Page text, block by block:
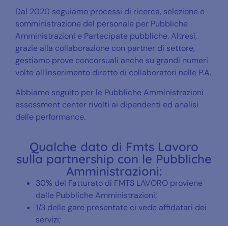
Dal 2020 seguiamo processi di ricerca, selezione e
somministrazione del personale per Pubbliche
Amministrazioni e Partecipate pubbliche. Altresì,
grazie alla collaborazione con partner di settore,
gestiamo prove concorsuali anche su grandi numeri
volte all’inserimento diretto di collaboratori nelle P.A.
Abbiamo seguito per le Pubbliche Amministrazioni
assessment center rivolti ai dipendenti ed analisi
delle performance.
Qualche dato di Fmts Lavoro
sulla partnership con le Pubbliche
Amministrazioni:
30% del Fatturato di FMTS LAVORO proviene
dalle Pubbliche Amministrazioni;
1/3 delle gare presentate ci vede affidatari dei
servizi;